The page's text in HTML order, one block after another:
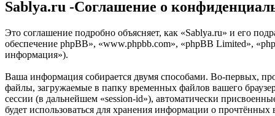
Sablya.ru -Соглашение о
Это соглашение подробно объясняет, как «Sablya.ru» и его
обеспечение phpBB», «www.phpbb.com», «phpBB Limited»,
информация»).
Ваша информация собирается двумя способами. Во-первых,
файлы, загружаемые в папку временных файлов вашего
сессии (в дальнейшем «session-id»), автоматически
будет использоваться для хранения информации о